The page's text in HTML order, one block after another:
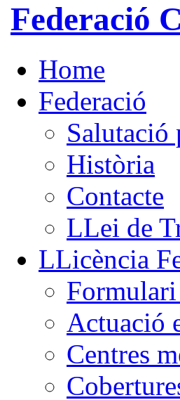
Federació
Home
Federació
Salutació
Història
Contacte
LLei de
LLicència
Actuació
Centres